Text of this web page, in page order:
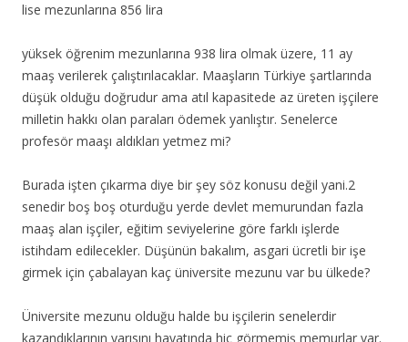
lise mezunlarına 856 lira
yüksek öğrenim mezunlarına 938 lira olmak üzere, 11 ay
maaş verilerek çalıştırılacaklar. Maaşların Türkiye şartlarında
düşük olduğu doğrudur ama atıl kapasitede az üreten işçilere
milletin hakkı olan paraları ödemek yanlıştır. Senelerce
profesör maaşı aldıkları yetmez mi?
Burada işten çıkarma diye bir şey söz konusu değil yani.2
senedir boş boş oturduğu yerde devlet memurundan fazla
maaş alan işçiler, eğitim seviyelerine göre farklı işlerde
istihdam edilecekler. Düşünün bakalım, asgari ücretli bir işe
girmek için çabalayan kaç üniversite mezunu var bu ülkede?
Üniversite mezunu olduğu halde bu işçilerin senelerdir
kazandıklarının yarısını hayatında hiç görmemiş memurlar var.